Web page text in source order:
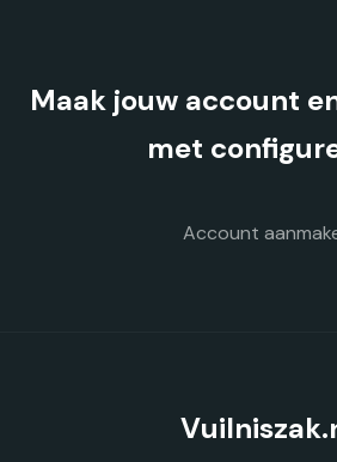
worden
Maak jouw account
met
Account